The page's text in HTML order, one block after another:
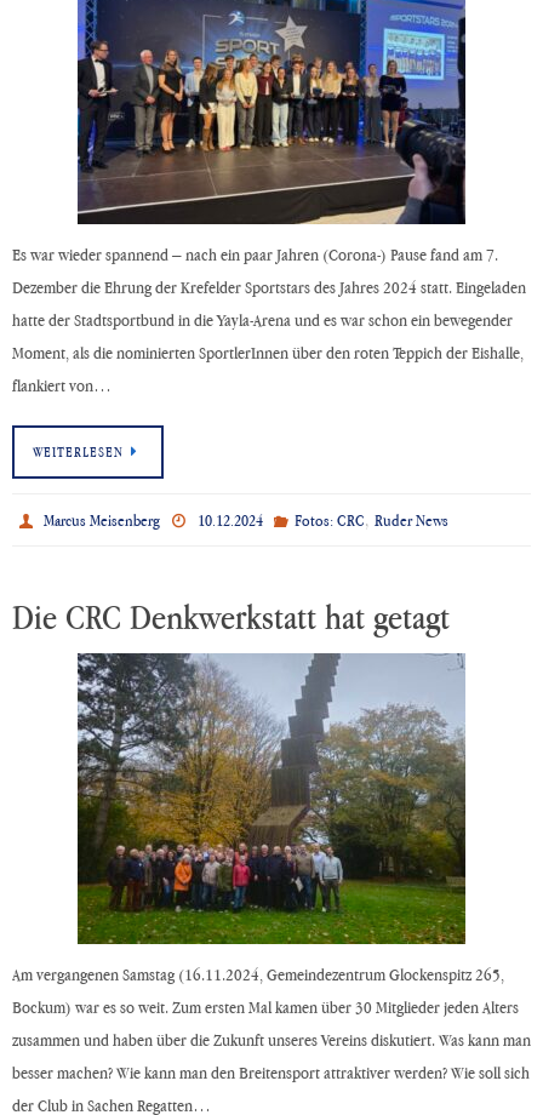
Es war wieder spannend – nach ein paar Jahren (Corona-) Pause fand am 7.
Dezember die Ehrung der Krefelder Sportstars des Jahres 2024 statt. Eingeladen
hatte der Stadtsportbund in die Yayla-Arena und es war schon ein bewegender
Moment, als die nominierten SportlerInnen über den roten Teppich der Eishalle,
flankiert von…
WEITERLESEN
Marcus Meisenberg 10.12.2024 Fotos: CRC, Ruder News
Die CRC Denkwerkstatt hat getagt
Am vergangenen Samstag (16.11.2024, Gemeindezentrum Glockenspitz 265,
Bockum) war es so weit. Zum ersten Mal kamen über 30 Mitglieder jeden Alters
zusammen und haben über die Zukunft unseres Vereins diskutiert. Was kann man
besser machen? Wie kann man den Breitensport attraktiver werden? Wie soll sich
der Club in Sachen Regatten…